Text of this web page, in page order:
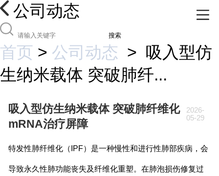
公司动态
搜索
首页 > 公司动态 > 吸入型仿
生纳米载体 突破肺纤...
吸入型仿生纳米载体 突破肺纤维化
mRNA治疗屏障
2026-
05-29
特发性肺纤维化（IPF）是一种慢性和进行性肺部疾病，会
导致永久性肺功能丧失及纤维化重塑。在肺泡损伤修复过